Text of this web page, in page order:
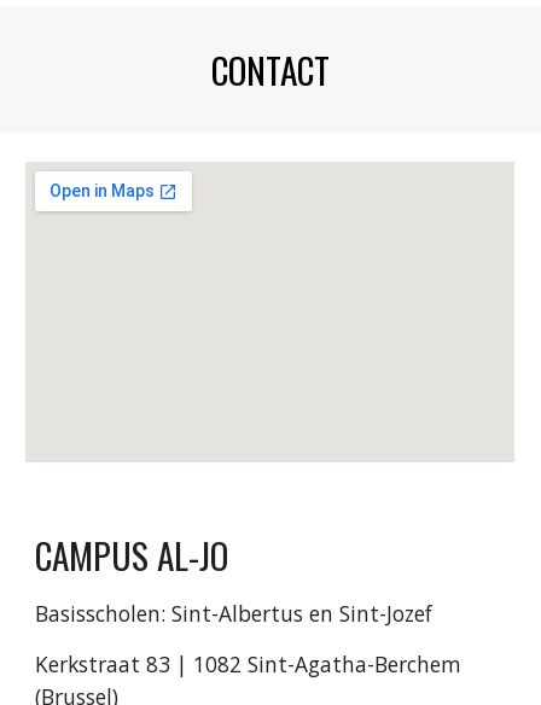
CONTACT
CAMPUS AL-JO
Basisscholen: Sint-Albertus en Sint-Jozef
Kerkstraat 83 | 1082 Sint-Agatha-Berchem
(Brussel)